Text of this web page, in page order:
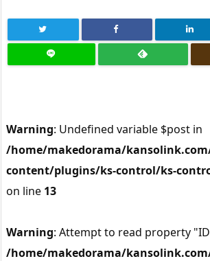
Warning: Undefined variable $post in
/home/makedorama/
content/plugins/ks-control/ks-
on line 13
Warning: Attempt to read property
/home/makedorama/